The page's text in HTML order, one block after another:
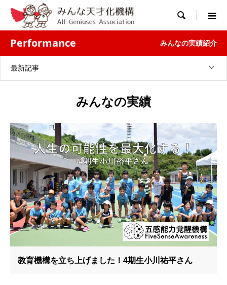

Performance みんなの実績紹介
最新記事
みんなの実績
教育機構を立ち上げました！4期生小川祐平さん